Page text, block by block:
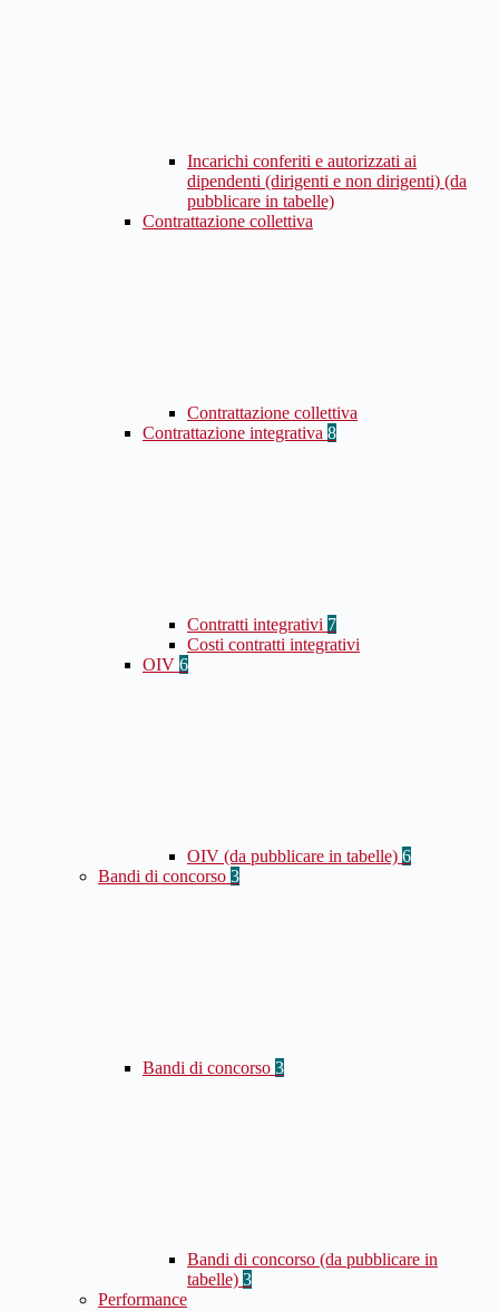
Incarichi conferiti e autorizzati ai
dipendenti (dirigenti e non dirigenti) (da
pubblicare in tabelle)
Contrattazione collettiva
Contrattazione collettiva
Contrattazione integrativa 8
Contratti integrativi 7
Costi contratti integrativi
OIV 6
OIV (da pubblicare in tabelle) 6
Bandi di concorso 3
Bandi di concorso 3
Bandi di concorso (da pubblicare in
tabelle) 3
Performance